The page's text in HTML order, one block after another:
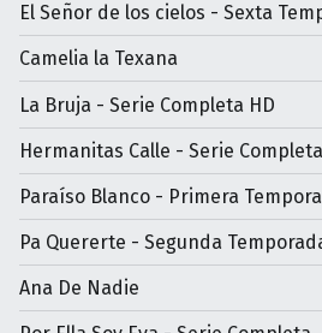
El Señor de los cielos - Sexta
Camelia la Texana
La Bruja - Serie Completa HD
Hermanitas Calle - Serie Completa
Paraíso Blanco - Primera
Pa Quererte - Segunda
Ana De Nadie